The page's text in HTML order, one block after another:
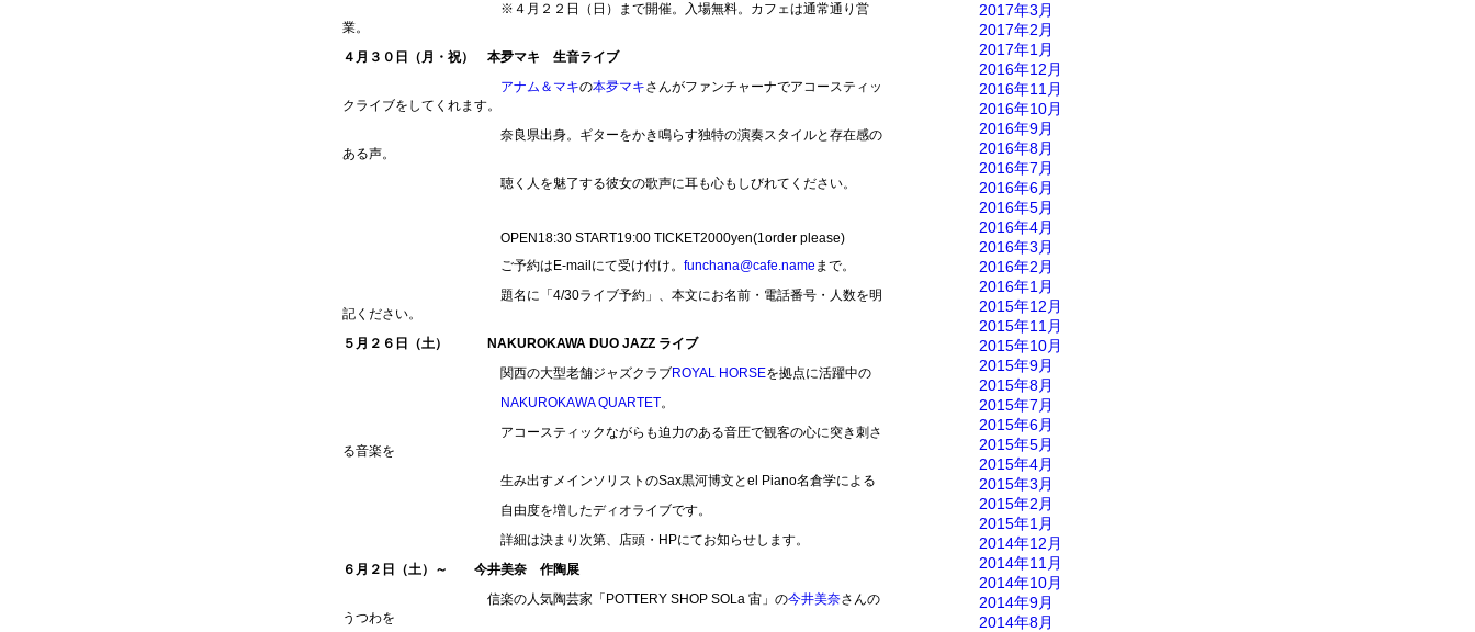
※４月２２日（日）まで開催。入場無料。カフェは通常通り営
業。
４月３０日（月・祝） 本夛マキ 生音ライブ
アナム＆マキの本夛マキさんがファンチャーナでアコースティッ
クライブをしてくれます。
奈良県出身。ギターをかき鳴らす独特の演奏スタイルと存在感の
ある声。
聴く人を魅了する彼女の歌声に耳も心もしびれてください。
OPEN18:30 START19:00 TICKET2000yen(1order please)
ご予約はE-mailにて受け付け。 funchana@cafe.name まで。
題名に「4/30ライブ予約」、本文にお名前・電話番号・人数を明
記ください。
５月２６日（土） NAKUROKAWA DUO JAZZ ライブ
関西の大型老舗ジャズクラブROYAL HORSEを拠点に活躍中の
NAKUROKAWA QUARTET。
アコースティックながらも迫力のある音圧で観客の心に突き刺さ
る音楽を
生み出すメインソリストのSax黒河博文とel Piano名倉学による
自由度を増したディオライブです。
詳細は決まり次第、店頭・HPにてお知らせします。
６月２日（土）～ 今井美奈 作陶展
信楽の人気陶芸家「POTTERY SHOP SOLa 宙」の今井美奈さんの
うつわを
2017年3月
2017年2月
2017年1月
2016年12月
2016年11月
2016年10月
2016年9月
2016年8月
2016年7月
2016年6月
2016年5月
2016年4月
2016年3月
2016年2月
2016年1月
2015年12月
2015年11月
2015年10月
2015年9月
2015年8月
2015年7月
2015年6月
2015年5月
2015年4月
2015年3月
2015年2月
2015年1月
2014年12月
2014年11月
2014年10月
2014年9月
2014年8月